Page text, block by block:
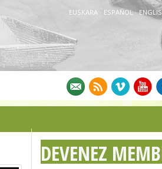
EUSKARA · ESPAÑOL·
DEVENEZ